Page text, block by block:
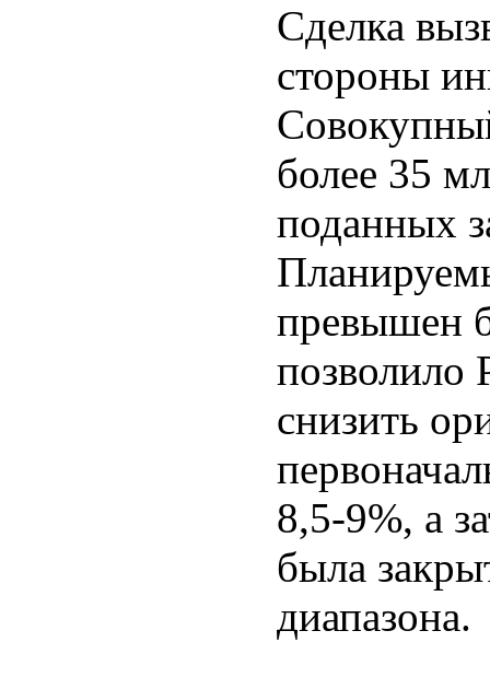
Сделка
стороны
более 35
поданных
превышен
позволило
снизить
8,5-9%, а
была
диапазона.